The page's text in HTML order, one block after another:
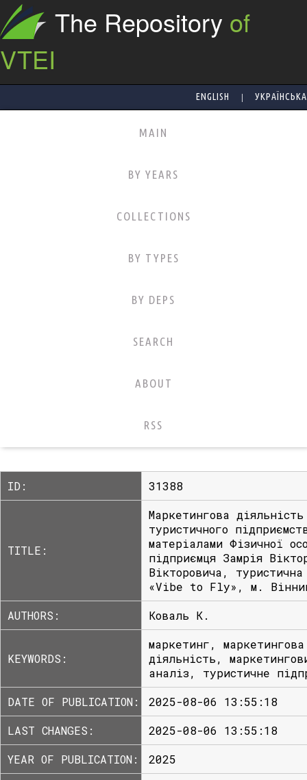
The Repository of
VTEI
ENGLISH | УКРАЇНСЬКА
MAIN
BY YEARS
COLLECTIONS
BY TYPES
BY DEPS
SEARCH
ABOUT
RSS
ID: 31388
TITLE:
Маркетингова діяльність
туристичного
матеріалами Фізичної
підприємця Замрія
Вікторовича,
«Vibe to Fly», м.
AUTHORS:
Коваль К.
KEYWORDS:
маркетинг, маркетингова
діяльність,
аналіз, туристичне
DATE OF PUBLICATION:
2025-08-06 13:55:18
LAST CHANGES:
2025-08-06 13:55:18
YEAR OF PUBLICATION:
2025